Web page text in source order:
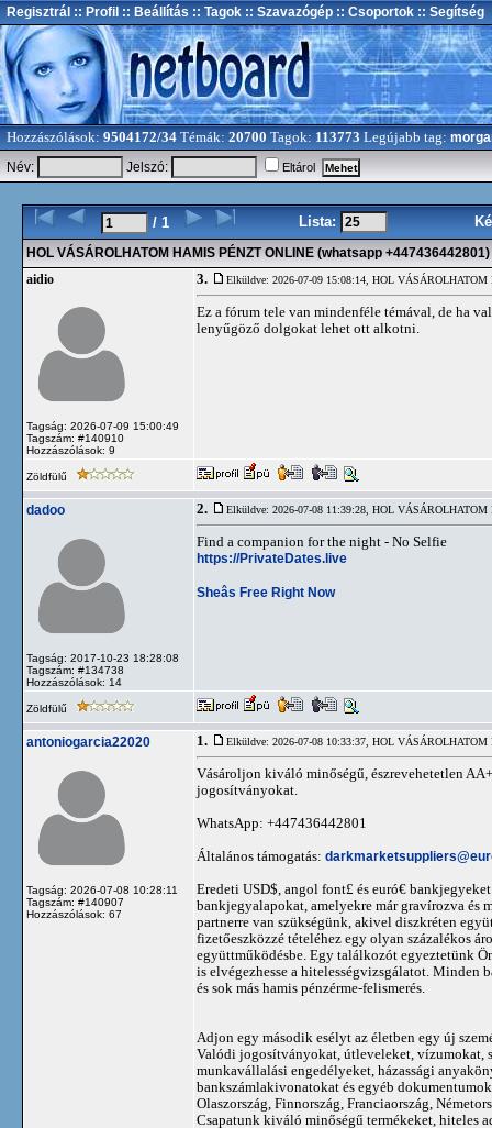
Regisztrál :: Profil :: Beállítás :: Tagok :: Szavazógép :: Csoportok :: Segítség
Hozzászólások: 9504172/34 Témák: 20700 Tagok: 113773 Legújabb tag:
Név:
Jelszó: Eltárol
/ 1 Lista:
HOL VÁSÁROLHATOM HAMIS PÉNZT ONLINE (whatsapp +447436442801)
aidio
Tagság: 2026-07-09 15:00:49
Tagszám: #140910
Hozzászólások: 9
3. Elküldve: 2026-07-09 15:08:14, HOL VÁSÁROLHATOM
Ez a fórum tele van mindenféle témával, de ha
lenyűgöző dolgokat lehet ott alkotni.
Zöldfülű
dadoo
Tagság: 2017-10-23 18:28:08
Tagszám: #134738
Hozzászólások: 14
2. Elküldve: 2026-07-08 11:39:28, HOL VÁSÁROLHATOM
Find a companion for the night - No Selfie
https://PrivateDates.live
Sheâs Free Right Now
Zöldfülű
antoniogarcia22020
Tagság: 2026-07-08 10:28:11
Tagszám: #140907
Hozzászólások: 67
1. Elküldve: 2026-07-08 10:33:37, HOL VÁSÁROLHATOM
Vásároljon kiváló minőségű, észrevehetetlen
jogosítványokat.
WhatsApp: +447436442801
Általános támogatás:
Eredeti USD$, angol font£ és euró€
bankjegyalapokat, amelyekre már gravírozva és
partnerre van szükségünk, akivel diszkréten
fizetőeszközzé tételéhez egy olyan százalékos
együttműködésbe. Egy találkozót egyeztetünk
is elvégezhesse a hitelességvizsgálatot. Minden
és sok más hamis pénzérme-felismerés.
Adjon egy második esélyt az életben egy új
Valódi jogosítványokat, útleveleket, vízumokat,
munkavállalási engedélyeket, házassági
bankszámlakivonatokat és egyéb
Olaszország, Finnország, Franciaország,
Csapatunk kiváló minőségű termékeket, hiteles